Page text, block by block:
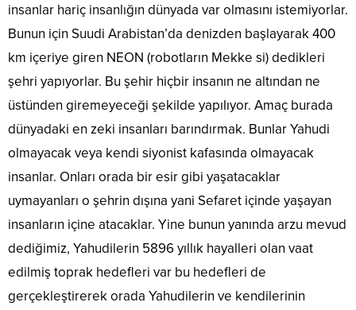
insanlar hariç insanlığın dünyada var olmasını istemiyorlar.
Bunun için Suudi Arabistan’da denizden başlayarak 400
km içeriye giren NEON (robotların Mekke si) dedikleri
şehri yapıyorlar. Bu şehir hiçbir insanın ne altından ne
üstünden giremeyeceği şekilde yapılıyor. Amaç burada
dünyadaki en zeki insanları barındırmak. Bunlar Yahudi
olmayacak veya kendi siyonist kafasında olmayacak
insanlar. Onları orada bir esir gibi yaşatacaklar
uymayanları o şehrin dışına yani Sefaret içinde yaşayan
insanların içine atacaklar. Yine bunun yanında arzu mevud
dediğimiz, Yahudilerin 5896 yıllık hayalleri olan vaat
edilmiş toprak hedefleri var bu hedefleri de
gerçekleştirerek orada Yahudilerin ve kendilerinin